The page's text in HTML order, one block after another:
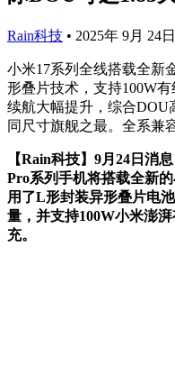
Rain科技 • 2025年 9月 24
小米17系列全线搭载全新
形叠片技术，支持100W
续航大幅提升，综合DOU
同尺寸旗舰之最。全系兼
【Rain科技】9月24日消
Pro系列手机将搭载全新
用了L形封装异形叠片电
量，并支持100W小米澎
充。